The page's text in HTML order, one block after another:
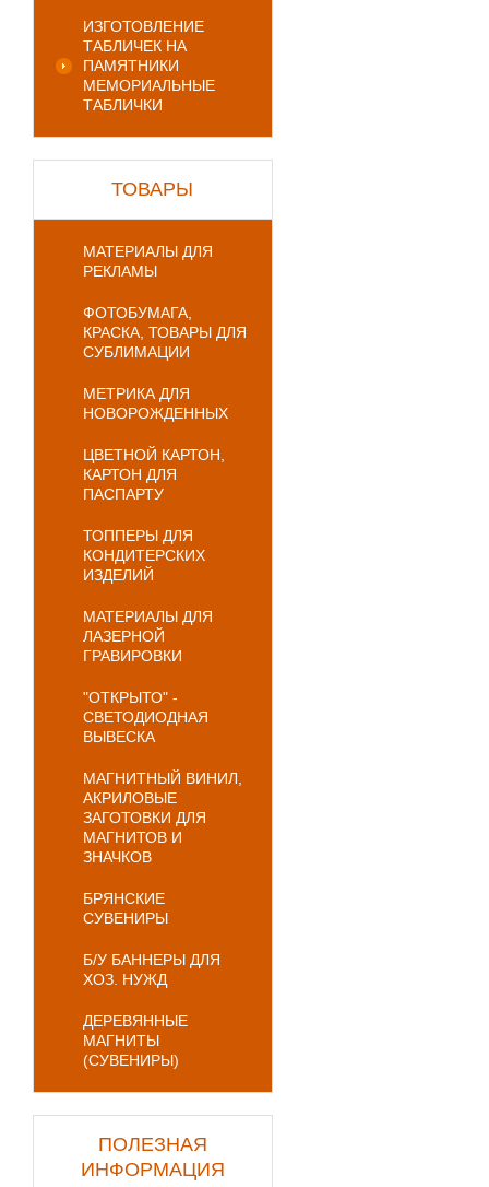
ИЗГОТОВЛЕНИЕ
ТАБЛИЧЕК НА
ПАМЯТНИКИ
МЕМОРИАЛЬНЫЕ
ТАБЛИЧКИ
ТОВАРЫ
МАТЕРИАЛЫ ДЛЯ
РЕКЛАМЫ
ФОТОБУМАГА,
КРАСКА, ТОВАРЫ ДЛЯ
СУБЛИМАЦИИ
МЕТРИКА ДЛЯ
НОВОРОЖДЕННЫХ
ЦВЕТНОЙ КАРТОН,
КАРТОН ДЛЯ
ПАСПАРТУ
ТОППЕРЫ ДЛЯ
КОНДИТЕРСКИХ
ИЗДЕЛИЙ
МАТЕРИАЛЫ ДЛЯ
ЛАЗЕРНОЙ
ГРАВИРОВКИ
"ОТКРЫТО" -
СВЕТОДИОДНАЯ
ВЫВЕСКА
МАГНИТНЫЙ ВИНИЛ,
АКРИЛОВЫЕ
ЗАГОТОВКИ ДЛЯ
МАГНИТОВ И
ЗНАЧКОВ
БРЯНСКИЕ
СУВЕНИРЫ
Б/У БАННЕРЫ ДЛЯ
ХОЗ. НУЖД
ДЕРЕВЯННЫЕ
МАГНИТЫ
(СУВЕНИРЫ)
ПОЛЕЗНАЯ
ИНФОРМАЦИЯ